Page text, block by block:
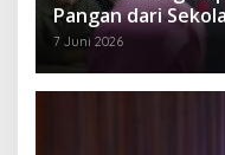
Pangan dari
7 Juni 2026